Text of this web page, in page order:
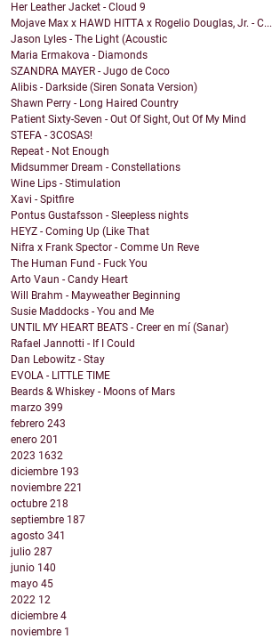
Her Leather Jacket - Cloud 9
Mojave Max x HAWD HITTA x Rogelio Douglas, Jr. - C...
Jason Lyles - The Light (Acoustic
Maria Ermakova - Diamonds
SZANDRA MAYER - Jugo de Coco
Alibis - Darkside (Siren Sonata Version)
Shawn Perry - Long Haired Country
Patient Sixty-Seven - Out Of Sight, Out Of My Mind
STEFA - 3COSAS!
Repeat - Not Enough
Midsummer Dream - Constellations
Wine Lips - Stimulation
Xavi - Spitfire
Pontus Gustafsson - Sleepless nights
HEYZ - Coming Up (Like That
Nifra x Frank Spector - Comme Un Reve
The Human Fund - Fuck You
Arto Vaun - Candy Heart
Will Brahm - Mayweather Beginning
Susie Maddocks - You and Me
UNTIL MY HEART BEATS - Creer en mí (Sanar)
Rafael Jannotti - If I Could
Dan Lebowitz - Stay
EVOLA - LITTLE TIME
Beards & Whiskey - Moons of Mars
marzo 399
febrero 243
enero 201
2023 1632
diciembre 193
noviembre 221
octubre 218
septiembre 187
agosto 341
julio 287
junio 140
mayo 45
2022 12
diciembre 4
noviembre 1